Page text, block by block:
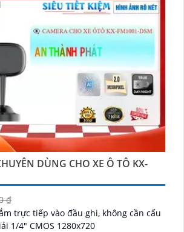
DÙNG CHO XE Ô TÔ KX-
₫
giải 1/4" CMOS 1280x720